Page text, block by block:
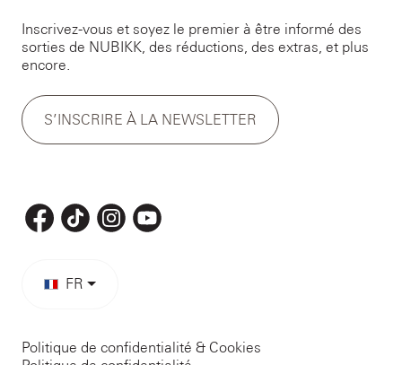
Inscrivez-vous et soyez le premier à être informé des
sorties de NUBIKK, des réductions, des extras, et plus
encore.
S’INSCRIRE À LA NEWSLETTER
FR
Politique de confidentialité & Cookies